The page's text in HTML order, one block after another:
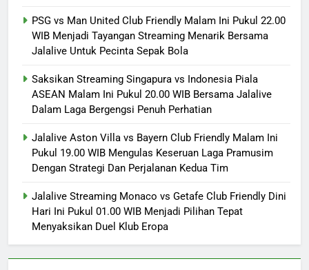
PSG vs Man United Club Friendly Malam Ini Pukul 22.00
WIB Menjadi Tayangan Streaming Menarik Bersama
Jalalive Untuk Pecinta Sepak Bola
Saksikan Streaming Singapura vs Indonesia Piala
ASEAN Malam Ini Pukul 20.00 WIB Bersama Jalalive
Dalam Laga Bergengsi Penuh Perhatian
Jalalive Aston Villa vs Bayern Club Friendly Malam Ini
Pukul 19.00 WIB Mengulas Keseruan Laga Pramusim
Dengan Strategi Dan Perjalanan Kedua Tim
Jalalive Streaming Monaco vs Getafe Club Friendly Dini
Hari Ini Pukul 01.00 WIB Menjadi Pilihan Tepat
Menyaksikan Duel Klub Eropa